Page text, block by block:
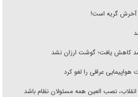
گریه است!
عراقی را لغو کرد
نصب العین همه مسئولان نظام باشد